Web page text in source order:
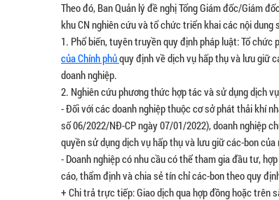
Theo đó, Ban Quản lý đề nghị Tổng Giám đốc/Giám
khu CN nghiên cứu và tổ chức triển khai các nội dung
1. Phổ biến, tuyên truyền quy định pháp luật: Tổ chức
của Chính phủquy định về dịch vụ hấp thụ và lưu giữ
doanh nghiệp.
2. Nghiên cứu phương thức hợp tác và sử dụng dịch
- Đối với các doanh nghiệp thuộc cơ sở phát thải khí
số 06/2022/NĐ-CP ngày 07/01/2022), doanh nghiệp
quyền sử dụng dịch vụ hấp thụ và lưu giữ các-bon
- Doanh nghiệp có nhu cầu có thể tham gia đầu tư,
cáo, thẩm định và chia sẻ tín chỉ các-bon theo quy
+ Chi trả trực tiếp: Giao dịch qua hợp đồng hoặc trên